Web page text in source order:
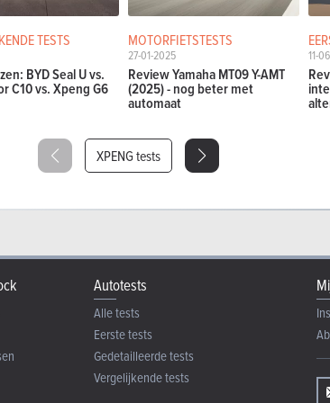
TESTS
BYD Seal U vs.
C10 vs. Xpeng G6
MOTORFIETSTESTS
27-01-2025
Review Yamaha MT09 Y-AMT
(2025) - nog beter met
automaat
11-
XPENG tests
Autotests
Alle tests
Eerste tests
Gedetailleerde tests
Vergelijkende tests